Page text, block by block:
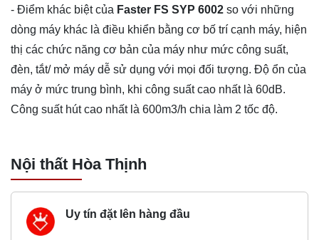
- Điểm khác biệt của Faster FS SYP 6002 so với những
dòng máy khác là điều khiển bằng cơ bố trí cạnh máy, hiện
thị các chức năng cơ bản của máy như mức công suất,
đèn, tắt/ mở máy dễ sử dụng với mọi đối tượng. Độ ổn của
máy ở mức trung bình, khi công suất cao nhất là 60dB.
Công suất hút cao nhất là 600m3/h chia làm 2 tốc độ.
Nội thất Hòa Thịnh
Uy tín đặt lên hàng đầu